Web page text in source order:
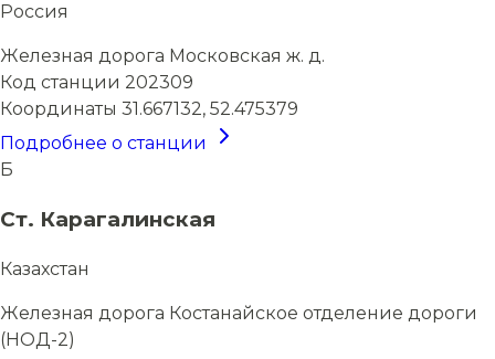
Россия
Железная дорога Московская ж. д.
Код станции 202309
Координаты 31.667132, 52.475379
Подробнее о станции
Б
Ст. Карагалинская
Казахстан
Железная дорога Костанайское отделение дороги
(НОД-2)